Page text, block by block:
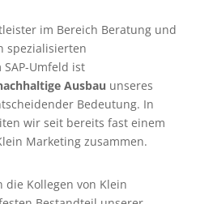
im Bereich Beratung und
spezialisierten
Umfeld ist
Ausbau unseres
Bedeutung. In
wir seit bereits fast einem
Marketing zusammen.
Kollegen von Klein